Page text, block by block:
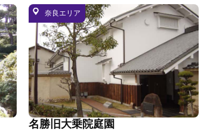
名勝旧大乗院庭園
奈良エリア